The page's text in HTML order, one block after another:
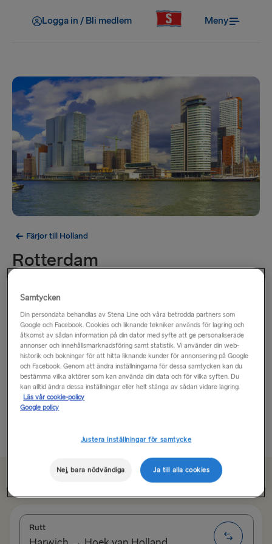
Logga in / Bli medlem Meny
Färjor till Holland
Rotterdam
Detta är Rotterdam!
Upplev Rotterdam och njut av ett fartfyllt, actionfyllt
äventyr fyllt av kultur, shopping och miltals av grönska
att utforska.
Om du gillar arkitektur har Rotterdam några
spektakulära sevärdheter så ha kameran redo och var
beredd...
enkel resa, bil och förare
Rutt
Samtycken
Din persondata behandlas av Stena Line och våra betrodda partners som
Google och Facebook. Cookies och liknande tekniker används för lagring och
åtkomst av sådan information på din dator med syfte att ge personaliserade
annonser och innehållsmarknadsföring samt statistik. Vi använder din web-
historik och bokningar för att hitta liknande kunder för annonsering på Google
och Facebook. Genom att ändra inställningarna för dessa samtycken kan du
bestämma vilka aktörer som kan använda din data och för vilka syften. Du
kan alltid ändra dessa inställningar eller helt stänga av sådan vidare lagring.
Läs vår cookie-policy
Google policy
Justera inställningar för samtycke
Nej, bara nödvändiga Ja till alla cookies